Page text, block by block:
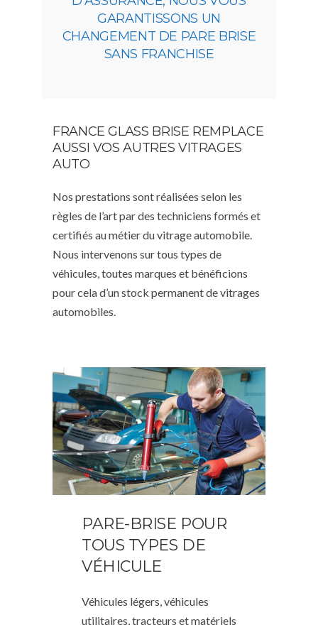
GARANTISSONS UN
CHANGEMENT DE PARE BRISE
SANS FRANCHISE
FRANCE GLASS BRISE REMPLACE
AUSSI VOS AUTRES VITRAGES
AUTO
Nos prestations sont réalisées selon les
règles de l’art par des techniciens formés et
certifiés au métier du vitrage automobile.
Nous intervenons sur tous types de
véhicules, toutes marques et bénéficions
pour cela d’un stock permanent de vitrages
automobiles.
PARE-BRISE POUR
TOUS TYPES DE
VÉHICULE
Véhicules légers, véhicules
utilitaires, tracteurs et matériels